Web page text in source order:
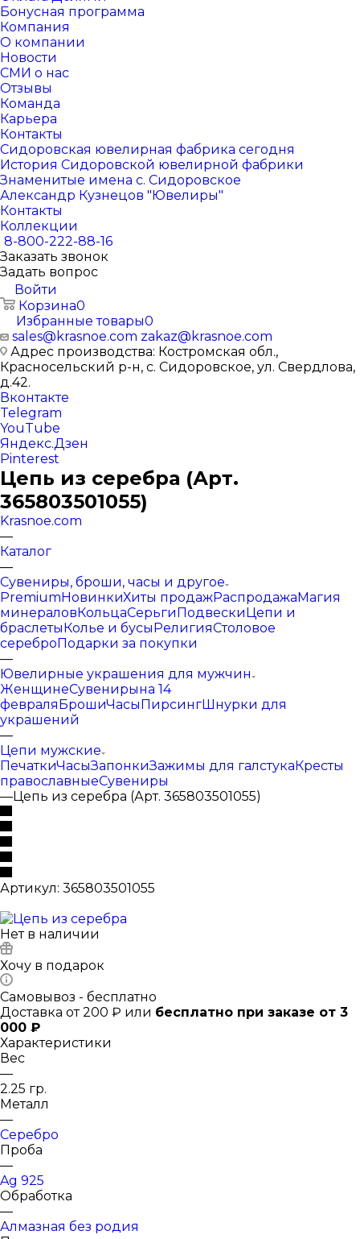
Бонусная программа
Компания
О компании
Новости
СМИ о нас
Отзывы
Команда
Карьера
Контакты
Сидоровская ювелирная фабрика сегодня
История Сидоровской ювелирной фабрики
Знаменитые имена с. Сидоровское
Александр Кузнецов "Ювелиры"
Контакты
Коллекции
8-800-222-88-16
Заказать звонок
Задать вопрос
Войти
Корзина0
Избранные товары0
sales@krasnoe.com zakaz@krasnoe.com
Адрес производства: Костромская обл.,
Красносельский р-н, с. Сидоровское, ул. Свердлова,
д.42.
Вконтакте
Telegram
YouTube
Яндекс.Дзен
Pinterest
Цепь из серебра (Арт.
365803501055)
Krasnoe.com
—
Каталог
—
Сувениры, броши, часы и другое
PremiumНовинкиХиты продажРаспродажаМагия
минераловКольцаСерьгиПодвескиЦепи и
браслетыКолье и бусыРелигияСтоловое
сереброПодарки за покупки
—
Ювелирные украшения для мужчин
ЖенщинеСувенирына 14
февраляБрошиЧасыПирсингШнурки для
украшений
—
Цепи мужские
ПечаткиЧасыЗапонкиЗажимы для галстукаКресты
православныеСувениры
—Цепь из серебра (Арт. 365803501055)
Артикул: 365803501055
Нет в наличии
Хочу в подарок
Самовывоз - бесплатно
Доставка от 200 ₽ или бесплатно при заказе от 3
000 ₽
Характеристики
Вес
—
2.25 гр.
Металл
—
Серебро
Проба
—
Ag 925
Обработка
—
Алмазная без родия